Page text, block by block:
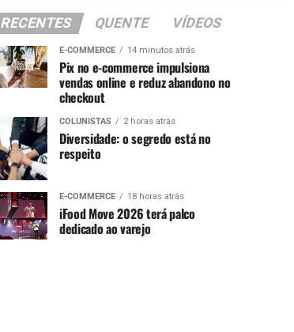
RECENTES QUENTE VÍDEOS
E-COMMERCE 14 minutos atrás
Pix no e-commerce impulsiona
vendas online e reduz abandono no
checkout
COLUNISTAS 2 horas atrás
Diversidade: o segredo está no
respeito
E-COMMERCE 18 horas atrás
iFood Move 2026 terá palco
dedicado ao varejo